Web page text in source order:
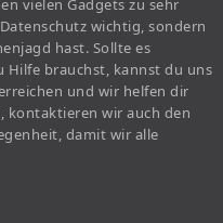
vielen Gadgets zu sehr
wichtig, sondern
hast. Sollte es
Hilfe brauchst, kannst du uns
und wir helfen dir
kontaktieren wir auch den
damit wir alle